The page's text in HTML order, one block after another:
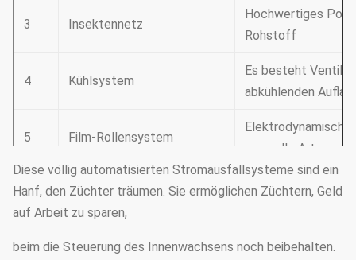
3 Insektennetz
Hochwertiges
Rohstoff
4 Kühlsystem
Es besteht
abkühlenden
5 Film-Rollensystem
manuelle Art
Lüftungsanlage Seitenfenster und
elektrische Heizung
Diese völlig automatisierten Stromausfallsysteme sind ein
Hanf, den Züchter träumen. Sie ermöglichen Züchtern, Geld
auf Arbeit zu sparen,
beim die Steuerung des Innenwachsens noch beibehalten.